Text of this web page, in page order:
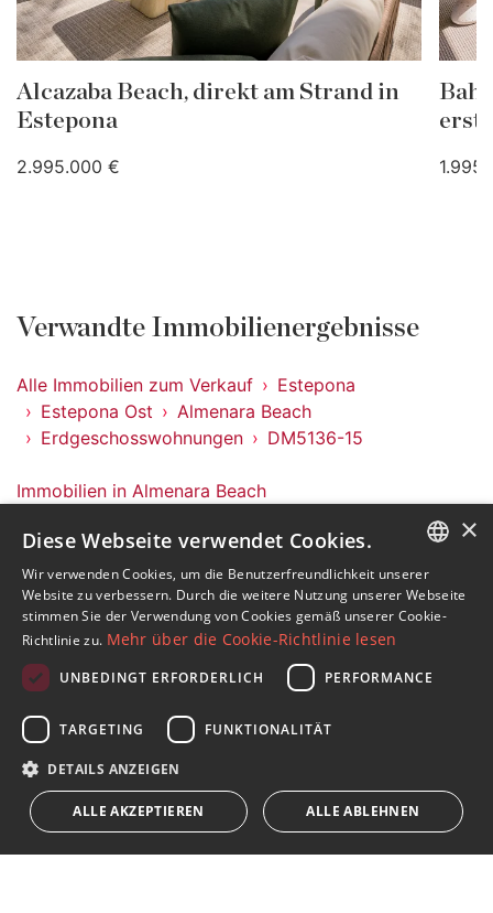
Alcazaba Beach, direkt am Strand in
Estepona
2.995.000 €
Verwandte Immobilienergebnisse
Alle Immobilien zum Verkauf
Estepona
Estepona Ost
Almenara Beach
Erdgeschosswohnungen
DM5136-15
Immobilien in Almenara Beach
Immobilien in Estepona
Erdgeschosswohnungen in Almenara Beach
Erhalten Sie Nachrichten über Immobilien, aktuelle
Themen und Lifestyle in Marbella
Abonnieren
Ich akzeptiere dieDatenschutzrichtlinie
ENGLISH
SPANISH
×
Diese Webseite verwendet Cookies.
Wir verwenden Cookies, um die Benutzerfreundlichkeit unserer
Website zu verbessern. Durch die weitere Nutzung unserer Webseite
stimmen Sie der Verwendung von Cookies gemäß unserer Cookie-
Richtlinie zu. Mehr über die Cookie-Richtlinie lesen
UNBEDINGT ERFORDERLICH PERFORMANCE
TARGETING FUNKTIONALITÄT
DETAILS ANZEIGEN
ALLE AKZEPTIEREN ALLE ABLEHNEN